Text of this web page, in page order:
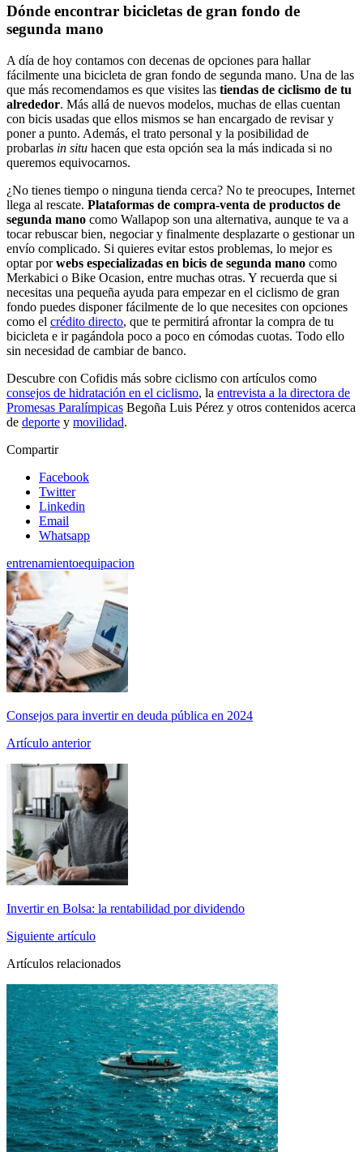
Dónde encontrar bicicletas de gran fondo de
segunda mano
A día de hoy contamos con decenas de opciones para hallar
fácilmente una bicicleta de gran fondo de segunda mano. Una de las
que más recomendamos es que visites las tiendas de ciclismo de tu
alrededor. Más allá de nuevos modelos, muchas de ellas cuentan
con bicis usadas que ellos mismos se han encargado de revisar y
poner a punto. Además, el trato personal y la posibilidad de
probarlas in situ hacen que esta opción sea la más indicada si no
queremos equivocarnos.
¿No tienes tiempo o ninguna tienda cerca? No te preocupes, Internet
llega al rescate. Plataformas de compra-venta de productos de
segunda mano como Wallapop son una alternativa, aunque te va a
tocar rebuscar bien, negociar y finalmente desplazarte o gestionar un
envío complicado. Si quieres evitar estos problemas, lo mejor es
optar porwebs especializadas en bicis de segunda mano como
Merkabici o Bike Ocasion, entre muchas otras. Y recuerda que si
necesitas una pequeña ayuda para empezar en el ciclismo de gran
fondo puedes disponer fácilmente de lo que necesites con opciones
como el crédito directo, que te permitirá afrontar la compra de tu
bicicleta e ir pagándola poco a poco en cómodas cuotas. Todo ello
sin necesidad de cambiar de banco.
Descubre con Cofidis más sobre ciclismo con artículos como
consejos de hidratación en el ciclismo, la entrevista a la directora de
Promesas Paralímpicas Begoña Luis Pérez y otros contenidos acerca
de deporte y movilidad.
Compartir
Facebook
Twitter
Linkedin
Email
Whatsapp
entrenamientoequipacion
Consejos para invertir en deuda pública en 2024
Artículo anterior
Invertir en Bolsa: la rentabilidad por dividendo
Siguiente artículo
Artículos relacionados